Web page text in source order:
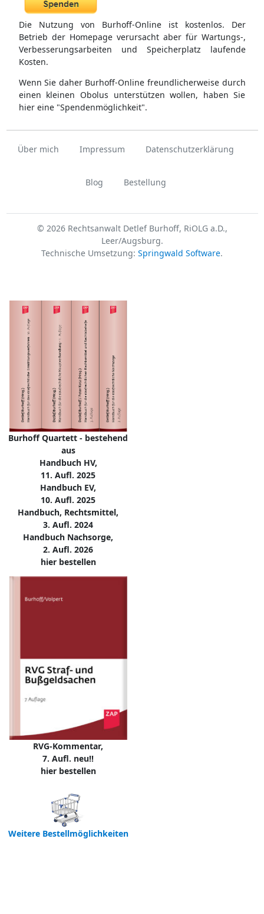
Die Nutzung von Burhoff-Online ist kostenlos. Der
Betrieb der Homepage verursacht aber für Wartungs-,
Verbesserungsarbeiten und Speicherplatz laufende
Kosten.
Wenn Sie daher Burhoff-Online freundlicherweise durch
einen kleinen Obolus unterstützen wollen, haben Sie
hier eine "Spendenmöglichkeit".
Über mich Impressum Datenschutzerklärung
Blog Bestellung
© 2026 Rechtsanwalt Detlef Burhoff, RiOLG a.D.,
Leer/Augsburg.
Technische Umsetzung: Springwald Software.
Burhoff Quartett - bestehend
aus
Handbuch HV,
11. Aufl. 2025
Handbuch EV,
10. Aufl. 2025
Handbuch, Rechtsmittel,
3. Aufl. 2024
Handbuch Nachsorge,
2. Aufl. 2026
hier bestellen
RVG-Kommentar,
7. Aufl. neu!!
hier bestellen
Weitere Bestellmöglichkeiten